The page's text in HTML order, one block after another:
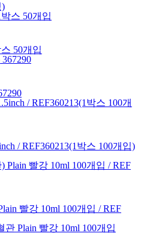
)
50개입
/ REF360213(1박스 100개입)
빨강 10ml 100개입 / REF